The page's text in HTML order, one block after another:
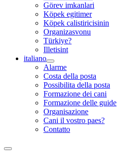
Görev imkanlari
Köpek egitimer
Köpek calistiricisinin
Organizasvonu
Türkiye?
Illetisint
italiano
Alarme
Costa della posta
Possibilita della posta
Formazione dei cani
Formazione delle guide
Organisazione
Cani il vostro paes?
Contatto